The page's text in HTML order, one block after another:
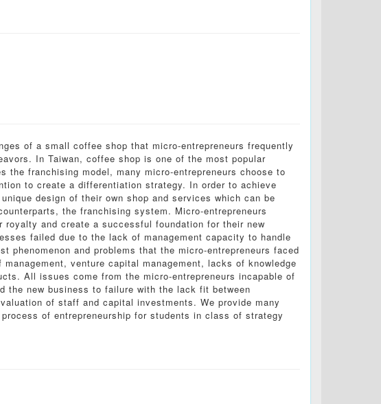
of a small coffee shop that micro-entrepreneurs frequently
In Taiwan, coffee shop is one of the most popular
the franchising model, many micro-entrepreneurs choose to
to create a differentiation strategy. In order to achieve
design of their own shop and services which can be
the franchising system. Micro-entrepreneurs
and create a successful foundation for their new
failed due to the lack of management capacity to handle
phenomenon and problems that the micro-entrepreneurs faced
venture capital management, lacks of knowledge
All issues come from the micro-entrepreneurs incapable of
the new business to failure with the lack fit between
of staff and capital investments. We provide many
of entrepreneurship for students in class of strategy